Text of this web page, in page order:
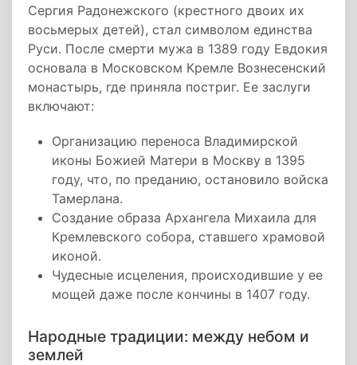
Сергия Радонежского (крестного двоих их
восьмерых детей), стал символом единства
Руси. После смерти мужа в 1389 году Евдокия
основала в Московском Кремле Вознесенский
монастырь, где приняла постриг. Ее заслуги
включают:
Организацию переноса Владимирской
иконы Божией Матери в Москву в 1395
году, что, по преданию, остановило войска
Тамерлана.
Создание образа Архангела Михаила для
Кремлевского собора, ставшего храмовой
иконой.
Чудесные исцеления, происходившие у ее
мощей даже после кончины в 1407 году.
Народные традиции: между небом и
землей